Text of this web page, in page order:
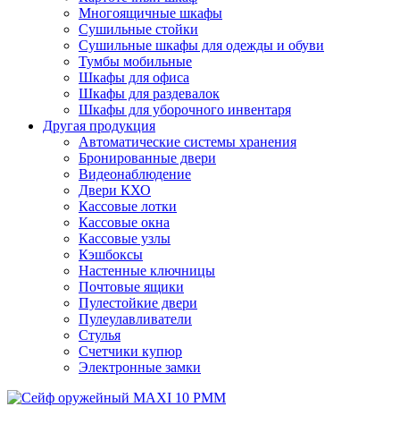
Многоящичные шкафы
Сушильные стойки
Сушильные шкафы для одежды и обуви
Тумбы мобильные
Шкафы для офиса
Шкафы для раздевалок
Шкафы для уборочного инвентаря
Другая продукция
Автоматические системы хранения
Бронированные двери
Видеонаблюдение
Двери КХО
Кассовые лотки
Кассовые окна
Кассовые узлы
Кэшбоксы
Настенные ключницы
Почтовые ящики
Пулестойкие двери
Пулеулавливатели
Стулья
Счетчики купюр
Электронные замки